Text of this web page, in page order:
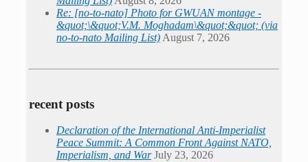
Re: [no-to-nato] Photo for GWUAN montage -
&quot;\&quot;V.M. Moghadam\&quot;&quot; (via
no-to-nato Mailing List) August 7, 2026
recent posts
Declaration of the International Anti-Imperialist
Peace Summit: A Common Front Against NATO,
Imperialism, and War July 23, 2026